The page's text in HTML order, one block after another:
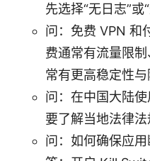
先选择“无日志”或
问：免费 VPN 和
费通常有流量限
常有更高稳定性
问：在中国大陆
要了解当地法律
问：如何确保应用